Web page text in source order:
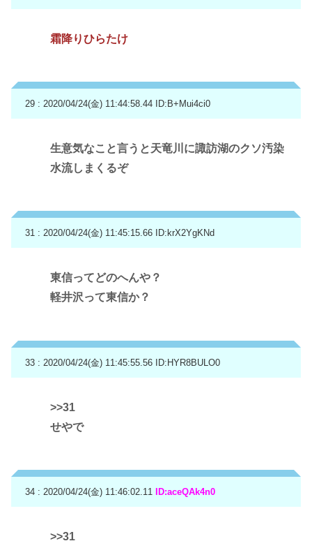
霜降りひらたけ
29 : 2020/04/24(金) 11:44:58.44 ID:B+Mui4ci0
生意気なこと言うと天竜川に諏訪湖のクソ汚染
水流しまくるぞ
31 : 2020/04/24(金) 11:45:15.66 ID:krX2YgKNd
東信ってどのへんや？
軽井沢って東信か？
33 : 2020/04/24(金) 11:45:55.56 ID:HYR8BULO0
>>31
せやで
34 : 2020/04/24(金) 11:46:02.11 ID:aceQAk4n0
>>31